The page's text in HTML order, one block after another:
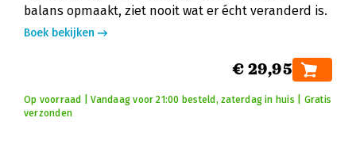
balans opmaakt, ziet nooit wat er écht veranderd is.
Boek bekijken
€ 29,95
Op voorraad | Vandaag voor 21:00 besteld, zaterdag in huis | Gratis
verzonden